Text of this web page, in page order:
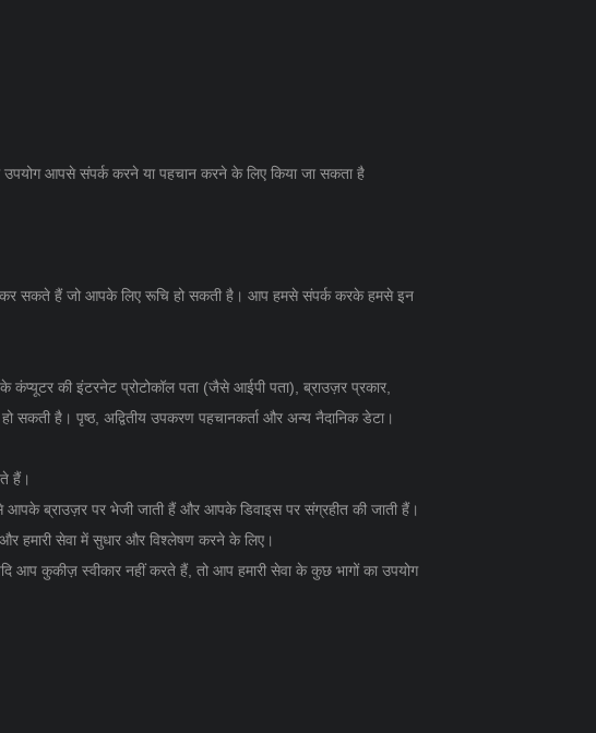
आपसे संपर्क करने या पहचान करने के लिए किया जा सकता है
कर सकते हैं जो आपके लिए रूचि हो सकती है। आप हमसे संपर्क करके हमसे इन
की इंटरनेट प्रोटोकॉल पता (जैसे आईपी पता), ब्राउज़र प्रकार,
सकती है। पृष्ठ, अद्वितीय उपकरण पहचानकर्ता और अन्य नैदानिक डेटा।
हैं।
आपके ब्राउज़र पर भेजी जाती हैं और आपके डिवाइस पर संग्रहीत की जाती हैं।
हमारी सेवा में सुधार और विश्लेषण करने के लिए।
कुकीज़ स्वीकार नहीं करते हैं, तो आप हमारी सेवा के कुछ भागों का उपयोग